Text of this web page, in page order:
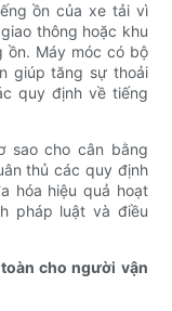
ồn của xe tải vì
thông hoặc khu
ồn. Máy móc có bộ
giúp tăng sự thoải
quy định về tiếng
sao cho cân bằng
thủ các quy định
hóa hiệu quả hoạt
pháp luật và điều
cho người vận